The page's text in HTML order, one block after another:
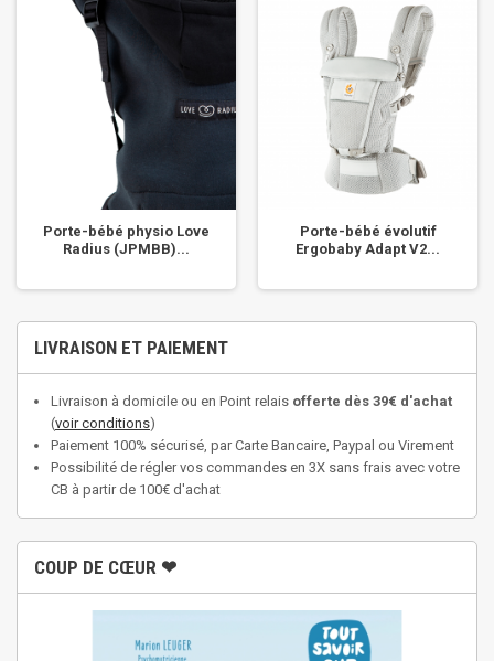
Porte-bébé physio Love
Radius (JPMBB)...
Porte-bébé évolutif
Ergobaby Adapt V2...
LIVRAISON ET PAIEMENT
Livraison à domicile ou en Point relais offerte dès 39€ d'achat
(voir conditions)
Paiement 100% sécurisé, par Carte Bancaire, Paypal ou Virement
Possibilité de régler vos commandes en 3X sans frais avec votre
CB à partir de 100€ d'achat
COUP DE CŒUR ❤